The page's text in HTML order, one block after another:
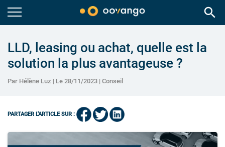
search
LLD, leasing ou achat, quelle est la
solution la plus avantageuse ?
Par Hélène Luz | Le 28/11/2023 | Conseil
PARTAGER L'ARTICLE SUR :